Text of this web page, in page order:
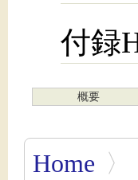
付録
概要
Home 〉